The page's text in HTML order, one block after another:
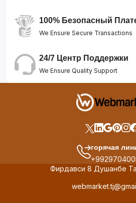
100% Безопасный
We Ensure Secure Transactions
24/7 Центр Поддержки
We Ensure Quality Support
горячая
Фирдавси 8 Душанбе